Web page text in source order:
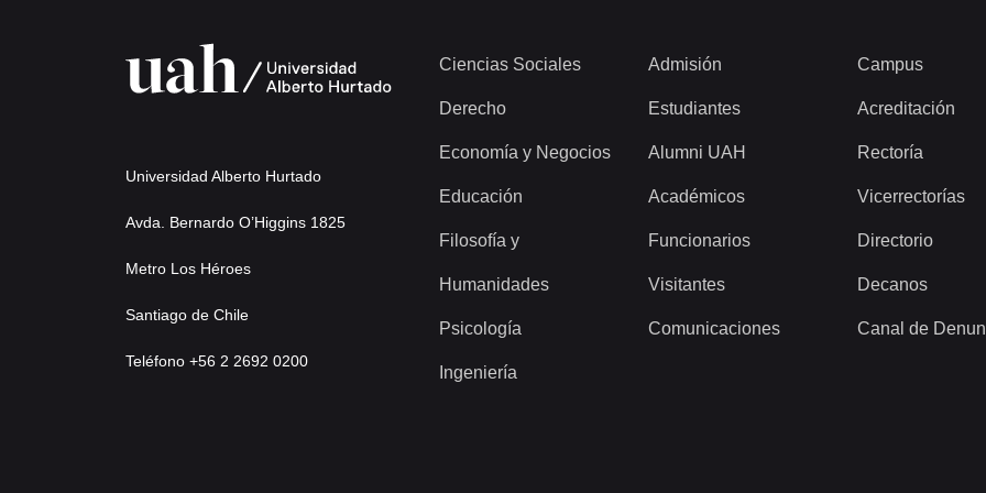
Universidad Alberto Hurtado
Avda. Bernardo O’Higgins 1825
Metro Los Héroes
Santiago de Chile
Teléfono +56 2 2692 0200
Ciencias Sociales
Derecho
Economía y Negocios
Educación
Filosofía y
Humanidades
Psicología
Ingeniería
Admisión
Estudiantes
Alumni UAH
Académicos
Funcionarios
Visitantes
Comunicaciones
Campus
Acreditación
Rectoría
Vicerrectorías
Directorio
Decanos
Canal de